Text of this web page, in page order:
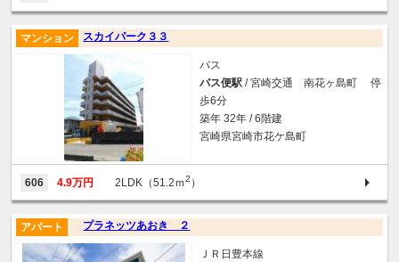
スカイパーク３３
マンション
バス
バス便駅 / 宮崎交通 南花ヶ島町 停
歩6分
築年 32年 / 6階建
宮崎県宮崎市花ケ島町
606 4.9万円 2LDK（51.2ｍ2 ）
プラネッツあおき ２
アパート
ＪＲ日豊本線